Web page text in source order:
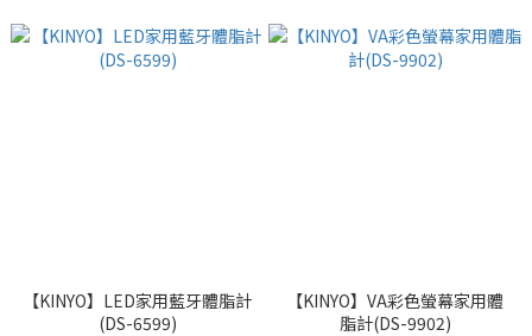
【KINYO】LED家用藍牙體脂計
(DS-6599)
【KINYO】VA彩色螢幕家用體
脂計(DS-9902)